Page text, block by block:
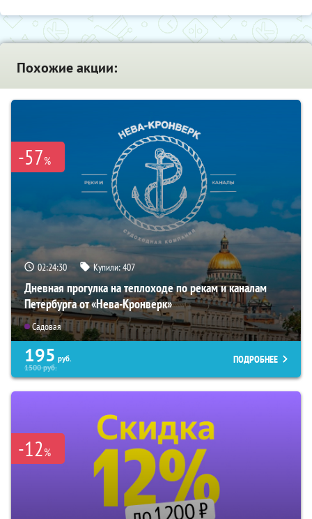
Похожие акции:
-57%
02:24:28 Купили:407
Дневная прогулка на теплоходе по рекам и каналам
Петербурга от «Нева-Кронверк»
Садовая
195 руб.
1500руб.
ПОДРОБНЕЕ
-12%